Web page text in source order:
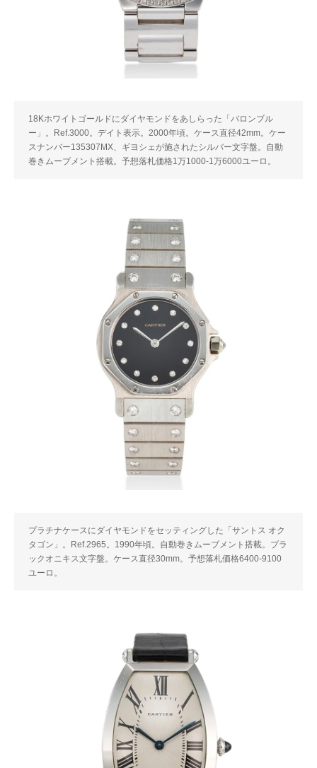
18Kホワイトゴールドにダイヤモンドをあしらった「バロンブル
ー」。Ref.3000。デイト表示。2000年頃。ケース直径42mm。ケー
スナンバー135307MX、ギヨシェが施されたシルバー文字盤。自動
巻きムーブメント搭載。予想落札価格1万1000-1万6000ユーロ。
プラチナケースにダイヤモンドをセッティングした「サントス オク
タゴン」。Ref.2965。1990年頃。自動巻きムーブメント搭載。ブラ
ックオニキス文字盤。ケース直径30mm。予想落札価格6400-9100
ユーロ。